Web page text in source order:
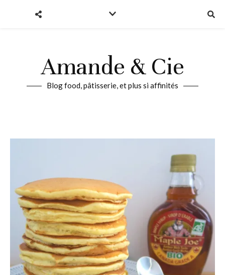
Amande & Cie
Blog food, pâtisserie, et plus si affinités